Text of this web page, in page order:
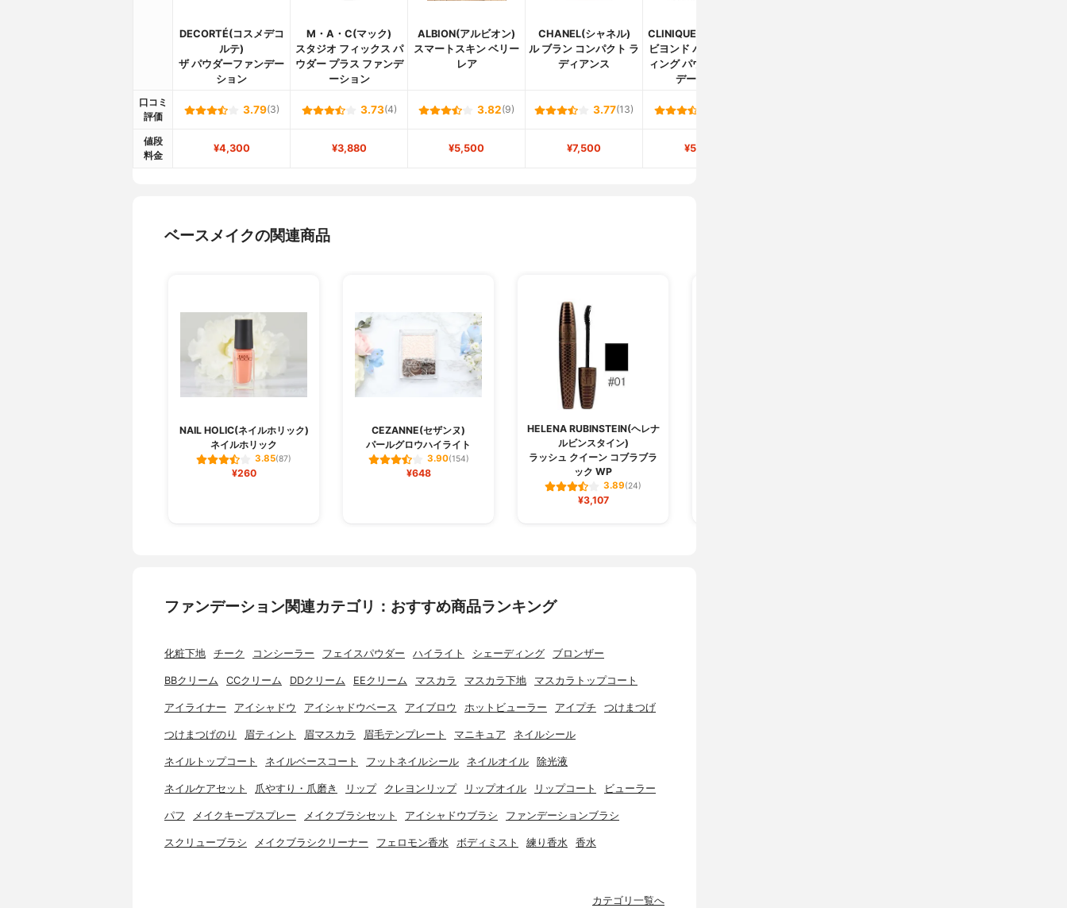
DECORTÉ(コスメデコ
ルテ)
ザ パウダーファンデー
ション
M・A・C(マック)
スタジオ フィックス パ
ウダー プラス ファンデ
ーション
ALBION(アルビオン)
スマートスキン ベリー
レア
CHANEL(シャネル)
ル ブラン コンパクト ラ
ディアンス
CLINIQUE(クリニーク)
ビヨンド パーフェクテ
ィング パウダーファン
デーション
口コミ
評価
3.79(3) 3.73(4) 3.82(9) 3.77(13)
値段
料金
¥4,300 ¥3,880 ¥5,500 ¥7,500 ¥5,280
ベースメイクの関連商品
NAIL HOLIC(ネイルホリック)
ネイルホリック
3.85(87)
¥260
CEZANNE(セザンヌ)
パールグロウハイライト
3.90(154)
¥648
HELENA RUBINSTEIN(ヘレナ
ルビンスタイン)
ラッシュ クイーン コブラブラ
ック WP
3.89(24)
¥3,107
ファンデーション関連カテゴリ：おすすめ商品ランキング
化粧下地 チーク コンシーラー フェイスパウダー ハイライト シェーディング ブロンザー
BBクリーム CCクリーム DDクリーム EEクリーム マスカラ マスカラ下地 マスカラトップコート
アイライナー アイシャドウ アイシャドウベース アイブロウ ホットビューラー アイプチ つけまつげ
つけまつげのり 眉ティント 眉マスカラ 眉毛テンプレート マニキュア ネイルシール
ネイルトップコート ネイルベースコート フットネイルシール ネイルオイル 除光液
ネイルケアセット 爪やすり・爪磨き リップ クレヨンリップ リップオイル リップコート ビューラー
パフ メイクキープスプレー メイクブラシセット アイシャドウブラシ ファンデーションブラシ
スクリューブラシ メイクブラシクリーナー フェロモン香水 ボディミスト 練り香水 香水
カテゴリ一覧へ